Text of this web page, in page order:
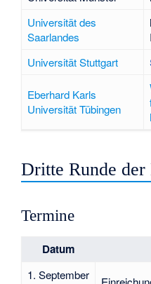
Universität des
Saarlandes
Universität Stuttgart
Eberhard Karls
Universität Tübingen
Dritte Runde
Termine
Datum
1. September